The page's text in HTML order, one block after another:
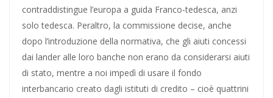
contraddistingue l’europa a guida Franco-tedesca, anzi
solo tedesca. Peraltro, la commissione decise, anche
dopo l’introduzione della normativa, che gli aiuti concessi
dai lander alle loro banche non erano da considerarsi aiuti
di stato, mentre a noi impedì di usare il fondo
interbancario creato dagli istituti di credito – cioè quattrini